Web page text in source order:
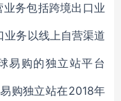
务包括跨境出口业
业务以线上自营渠道
易购的独立站平台
购独立站在2018年